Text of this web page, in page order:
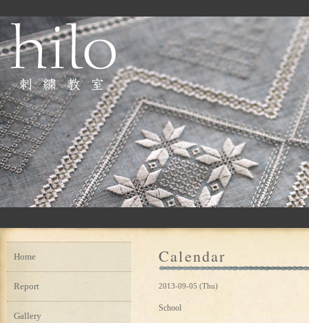
Calendar
2013-09-05 (Thu)
School
Home
Report
Gallery